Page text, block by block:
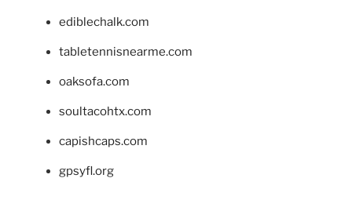
ediblechalk.com
tabletennisnearme.com
oaksofa.com
soultacohtx.com
capishcaps.com
gpsyfl.org